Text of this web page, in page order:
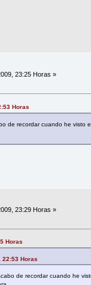
23:25 Horas »
Horas
de recordar cuando he visto
23:29 Horas »
Horas
22:53 Horas
de recordar cuando he